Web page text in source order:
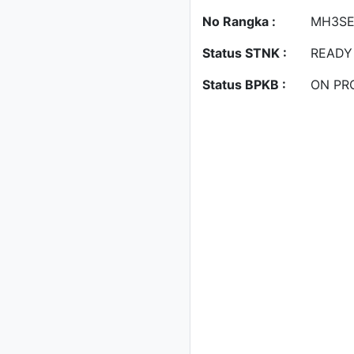
No Rangka :
Status STNK :
READY
Status BPKB :
ON